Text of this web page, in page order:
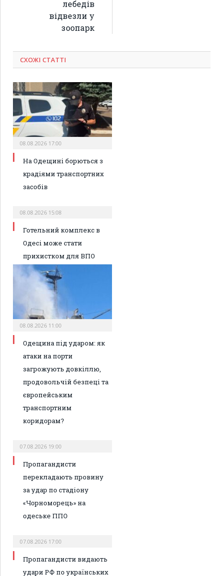
лебедів
відвезли у
зоопарк
СХОЖІ СТАТТІ
08.08.2026 17:00
На Одещині борються з
крадіями транспортних
засобів
08.08.2026 15:08
Готельний комплекс в
Одесі може стати
прихистком для ВПО
08.08.2026 11:00
Одещина під ударом: як
атаки на порти
загрожують довкіллю,
продовольчій безпеці та
європейським
транспортним
коридорам?
07.08.2026 19:00
Пропагандисти
перекладають провину
за удар по стадіону
«Чорноморець» на
одеське ППО
07.08.2026 17:00
Пропагандисти видають
удари РФ по українських